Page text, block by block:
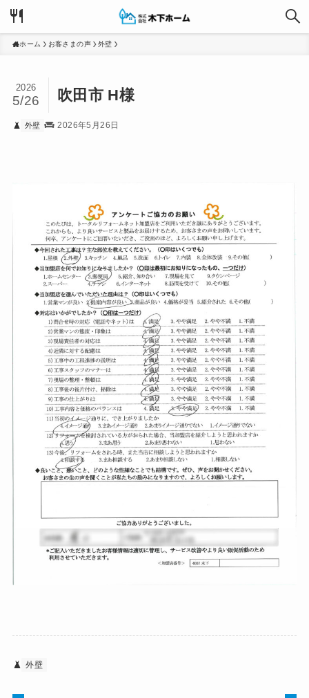
ホーム お客さまの声 外壁
吹田市 H様
2026
5/26
外壁 2026年5月26日
外壁